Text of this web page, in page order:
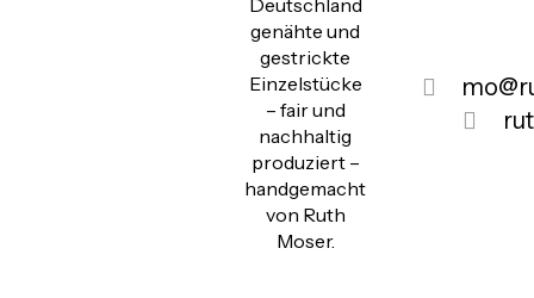
Deutschland
genähte und
gestrickte
Einzelstücke
– fair und
nachhaltig
produziert –
handgemacht
von Ruth
Moser.